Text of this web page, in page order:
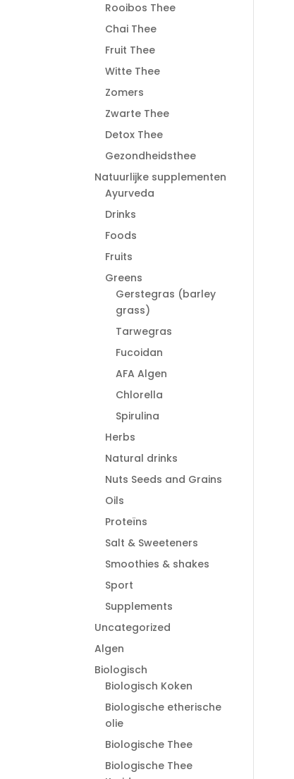
Rooibos Thee
Chai Thee
Fruit Thee
Witte Thee
Zomers
Zwarte Thee
Detox Thee
Gezondheidsthee
Natuurlijke supplementen
Ayurveda
Drinks
Foods
Fruits
Greens
Gerstegras (barley
grass)
Tarwegras
Fucoidan
AFA Algen
Chlorella
Spirulina
Herbs
Natural drinks
Nuts Seeds and Grains
Oils
Proteïns
Salt & Sweeteners
Smoothies & shakes
Sport
Supplements
Uncategorized
Algen
Biologisch
Biologisch Koken
Biologische etherische
olie
Biologische Thee
Biologische Thee